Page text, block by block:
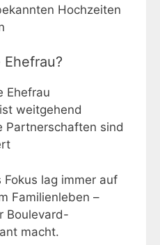
Hochzeiten
Ehefrau
weitgehend
Partnerschaften sind
Fokus lag immer auf
Familienleben –
Boulevard-
macht.